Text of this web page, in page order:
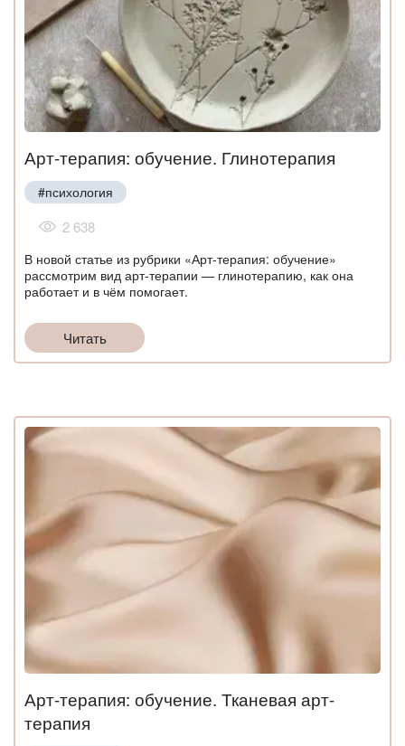
Арт-терапия: обучение. Глинотерапия
#психология
2 638
В новой статье из рубрики «Арт-терапия: обучение»
рассмотрим вид арт-терапии — глинотерапию, как она
работает и в чём помогает.
Читать
Арт-терапия: обучение. Тканевая арт-
терапия